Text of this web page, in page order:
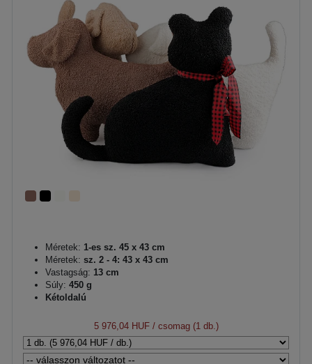
Méretek: 1-es sz. 45 x 43 cm
Méretek: sz. 2 - 4: 43 x 43 cm
Vastagság: 13 cm
Súly: 450 g
Kétoldalú
5 976,04 HUF/ csomag (1 db.)